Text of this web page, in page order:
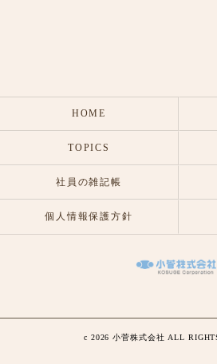
HOME
TOPICS
社員の雑記帳
個人情報保護方針
c 2026 小菅株式会社 ALL